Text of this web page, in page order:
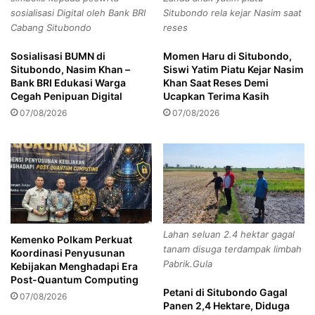
ada)–
Informasi lebih lanjut bagi wartawan yang berminat
mengikuti UKW gratis yang difasilitasi Dewan Pers
tersebut, dapat menghubungi Nurgiyanto (0857-2933-
Provinsi Kepri, dapat menghubungi Saibansah Dardani
(0851-0122-1734). (Biru/BERNAS)
UKW
l
K
c
e
l
a
n
i
H
u
t
a
n
B
a
a
n
j
n
g
b
a
i
T
n
p
a
D
o
k
u
m
sosialisasi Digital oleh Bank BRI
Cabang Situbondo
Sosialisasi BUMN di
Situbondo, Nasim Khan –
Bank BRI Edukasi Warga
Cegah Penipuan Digital
07/08/2026
Situbondo rela kejar Nasim saat
reses
Momen Haru di Situbondo,
Siswi Yatim Piatu Kejar Nasim
Khan Saat Reses Demi
Ucapkan Terima Kasih
07/08/2026
Kemenko Polkam Perkuat
Koordinasi Penyusunan
Kebijakan Menghadapi Era
Post-Quantum Computing
07/08/2026
Lahan seluan 2.4 hektar gagal
tanam disuga terdampak limbah
Pabrik.Gula
Petani di Situbondo Gagal
Panen 2,4 Hektare, Diduga